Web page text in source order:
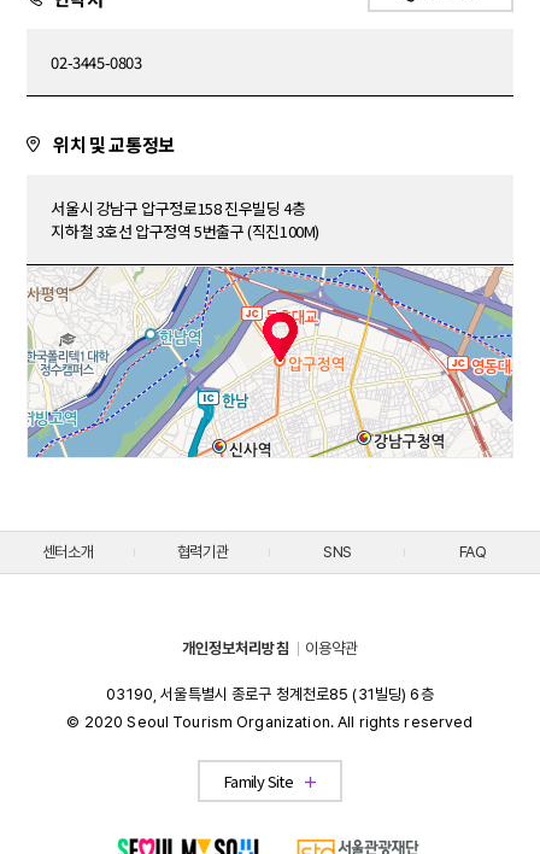
02-3445-0803
위치 및 교통정보
서울시 강남구 압구정로158 진우빌딩 4층
지하철 3호선 압구정역 5번출구 (직진100M)
개인정보처리방침 이용약관
03190, 서울특별시 종로구 청계천로85 (31빌딩) 6층
© 2020 Seoul Tourism Organization. All rights reserved
Family Site
Partners
Convention
센터소개 협력기관 SNS FAQ